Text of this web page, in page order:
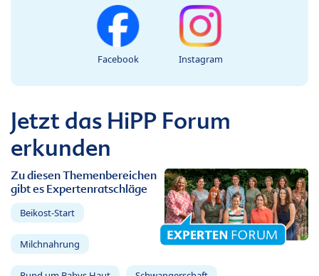
Facebook Instagram
Jetzt das HiPP Forum
erkunden
Zu diesen Themenbereichen
gibt es Expertenratschläge
Beikost-Start
Milchnahrung